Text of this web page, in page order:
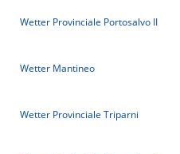
Wetter Provinciale Portosalvo II
Wetter Mantineo
Wetter Provinciale Triparni